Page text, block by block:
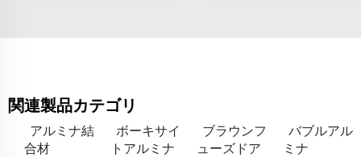
関連製品カテゴリ
アルミナ結
合材
ボーキサイ
トアルミナ
ブラウンフ
ューズドア
バブルアル
ミナ